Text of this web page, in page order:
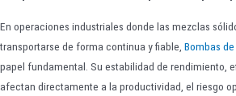
En operaciones industriales donde las mezclas
transportarse de forma continua y fiable, Bombas
papel fundamental. Su estabilidad de rendimiento,
afectan directamente a la productividad, el riesgo